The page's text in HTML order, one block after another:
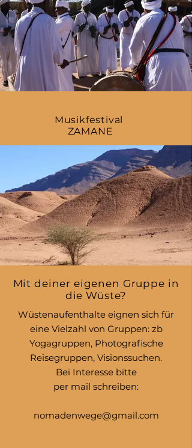
Musikfestival
ZAMANE
3.-6.12.2026
Reise zum eindrucksvollen
Musikfestival in Mhamid
Mit deiner eigenen Gruppe in
die Wüste?
Wüstenaufenthalte eignen sich für
eine Vielzahl von Gruppen: zb
Yogagruppen, Photografische
Reisegruppen, Visionssuchen.
Bei Interesse bitte
per mail schreiben:
nomadenwege@gmail.com